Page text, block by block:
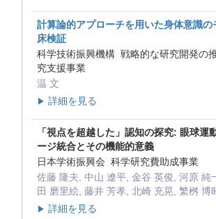
計算論的アプローチを用いた身体意識の
床検証
科学技術振興機構 戦略的な研究開発の
究支援事業
温 文
▶ 詳細を見る
「視点を超越した」認知の探究: 眼球運
ージ統合とその機能的意義
日本学術振興会 科学研究費助成事業
佐藤 隆夫, 中山 遼平, 金谷 英俊, 河原 純
田 磨里絵, 藤井 芳孝, 北崎 充晃, 繁桝 博
▶ 詳細を見る